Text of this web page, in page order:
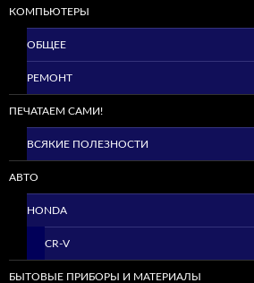
КОМПЬЮТЕРЫ
ОБЩЕЕ
РЕМОНТ
ПЕЧАТАЕМ САМИ!
ВСЯКИЕ ПОЛЕЗНОСТИ
АВТО
HONDA
CR-V
БЫТОВЫЕ ПРИБОРЫ И МАТЕРИАЛЫ